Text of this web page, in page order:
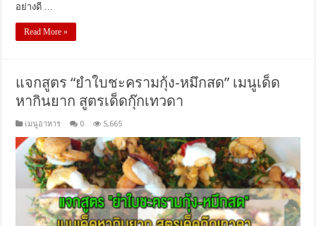
อย่างดี …
Read More »
แจกสูตร “ยำใบชะครามกุ้ง-หมึกสด” เมนูเด็ด
หากินยาก สูตรเด็ดกุ๊กเทวดา
เมนูอาหาร 0 5,665